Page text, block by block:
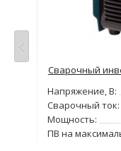
Сварочный
Напряжение, В:
Сварочный ток:
Мощность:
ПВ на